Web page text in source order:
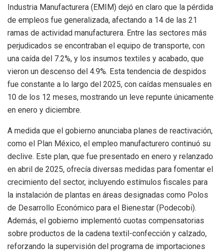
Industria Manufacturera (EMIM) dejó en claro que la pérdida
de empleos fue generalizada, afectando a 14 de las 21
ramas de actividad manufacturera. Entre las sectores más
perjudicados se encontraban el equipo de transporte, con
una caída del 7.2%, y los insumos textiles y acabado, que
vieron un descenso del 4.9%. Esta tendencia de despidos
fue constante a lo largo del 2025, con caídas mensuales en
10 de los 12 meses, mostrando un leve repunte únicamente
en enero y diciembre.
A medida que el gobierno anunciaba planes de reactivación,
como el Plan México, el empleo manufacturero continuó su
declive. Este plan, que fue presentado en enero y relanzado
en abril de 2025, ofrecía diversas medidas para fomentar el
crecimiento del sector, incluyendo estímulos fiscales para
la instalación de plantas en áreas designadas como Polos
de Desarrollo Económico para el Bienestar (Podecobi).
Además, el gobierno implementó cuotas compensatorias
sobre productos de la cadena textil-confección y calzado,
reforzando la supervisión del programa de importaciones